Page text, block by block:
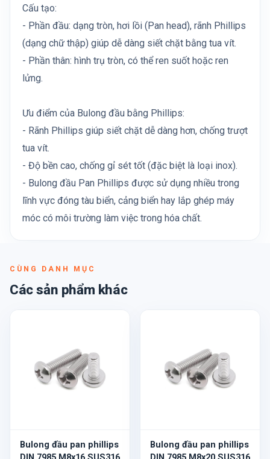
Cấu tạo:
- Phần đầu: dạng tròn, hơi lồi (Pan head), rãnh Phillips
(dạng chữ thập) giúp dễ dàng siết chặt bằng tua vít.
- Phần thân: hình trụ tròn, có thể ren suốt hoặc ren
lửng.
Ưu điểm của Bulong đầu bằng Phillips:
- Rãnh Phillips giúp siết chặt dễ dàng hơn, chống trượt
tua vít.
- Độ bền cao, chống gỉ sét tốt (đặc biệt là loại inox).
- Bulong đầu Pan Phillips được sử dụng nhiều trong
lĩnh vực đóng tàu biển, cảng biển hay lắp ghép máy
móc có môi trường làm việc trong hóa chất.
CÙNG DANH MỤC
Các sản phẩm khác
Bulong đầu pan phillips
Bulong đầu pan phillips